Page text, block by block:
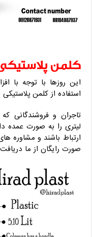
کلمن پلاستیکی
این روزها با توجه با
استفاده از کلمن
لیتری را به صورت عمده
ارتباط باشند و مشاوره
صورت رایگان از ما